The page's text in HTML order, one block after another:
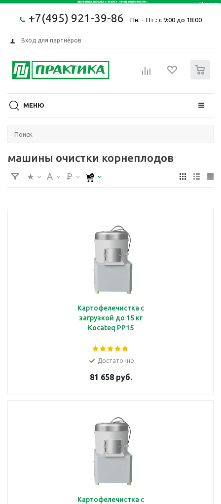
+7(495) 921-39-86 Пн. – Пт.: с 9:00 до 18:00
Вход для партнёров
МЕНЮ
машины очистки корнеплодов
Картофелечистка с
загрузкой до 15 кг
Kocateq PP15
Достаточно
81 658 руб.
Картофелечистка с